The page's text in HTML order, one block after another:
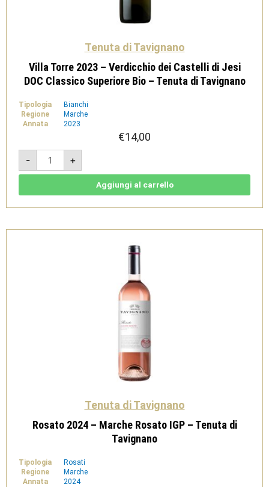
Tenuta di Tavignano
Villa Torre 2023 – Verdicchio dei Castelli di Jesi
DOC Classico Superiore Bio – Tenuta di Tavignano
Tipologia
Bianchi
Regione
Marche
Annata
2023
€14,00
-
Villa
Torre
2023
-
di
Classico
+
Aggiungi al carrello
Tenuta di Tavignano
Rosato 2024 – Marche Rosato IGP – Tenuta di
Tavignano
Tipologia
Rosati
Regione
Marche
Annata
2024